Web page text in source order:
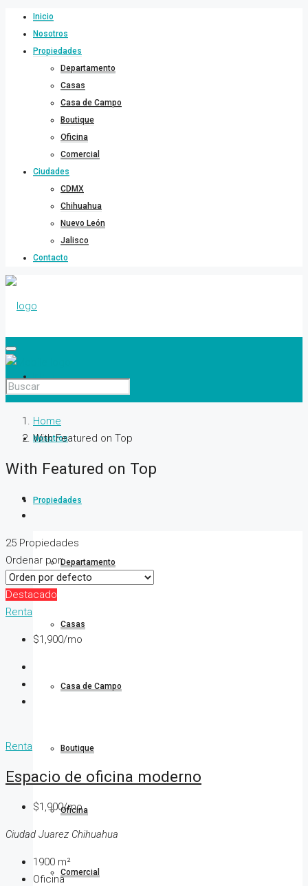
Inicio
Nosotros
Propiedades
Departamento
Casas
Casa de Campo
Boutique
Oficina
Comercial
Ciudades
CDMX
Chihuahua
Nuevo León
Jalisco
Contacto
Inicio
Nosotros
Propiedades
Departamento
Casas
Casa de Campo
Boutique
Oficina
Comercial
Home
With Featured on Top
With Featured on Top
25 Propiedades
Ordenar por:
Destacado
Renta
$1,900/mo
Renta
Espacio de oficina moderno
$1,900/mo
Ciudad Juarez Chihuahua
1900 m²
Oficina